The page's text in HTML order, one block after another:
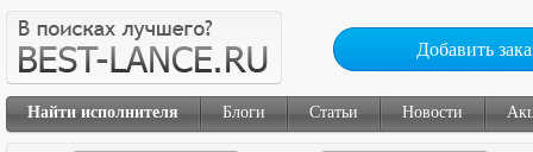
Добавить
Найти исполнителя Блоги Статьи Новости